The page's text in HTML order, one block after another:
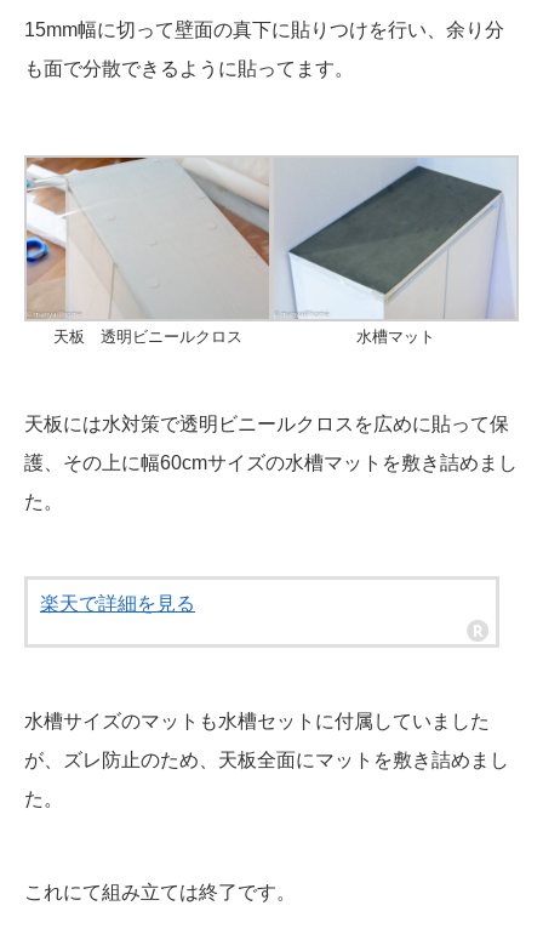
15mm幅に切って壁面の真下に貼りつけを行い、余り分
も面で分散できるように貼ってます。
天板 透明ビニールクロス 水槽マット
天板には水対策で透明ビニールクロスを広めに貼って保
護、その上に幅60cmサイズの水槽マットを敷き詰めまし
た。
楽天で詳細を見る
水槽サイズのマットも水槽セットに付属していました
が、ズレ防止のため、天板全面にマットを敷き詰めまし
た。
これにて組み立ては終了です。